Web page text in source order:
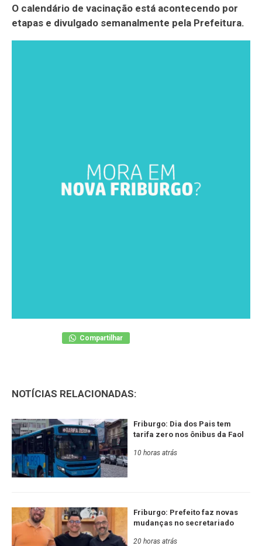
O calendário de vacinação está acontecendo por
etapas e divulgado semanalmente pela Prefeitura.
Compartilhar
NOTÍCIAS RELACIONADAS:
Friburgo: Dia dos Pais tem
tarifa zero nos ônibus da Faol
10 horas atrás
Friburgo: Prefeito faz novas
mudanças no secretariado
20 horas atrás